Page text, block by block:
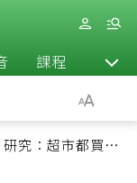
課程 退休
究：超市都買得